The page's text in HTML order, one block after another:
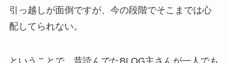
引っ越しが面倒ですが、今の段階でそこまでは心
配してられない。